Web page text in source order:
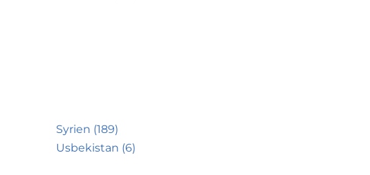
Syrien (189)
Usbekistan (6)